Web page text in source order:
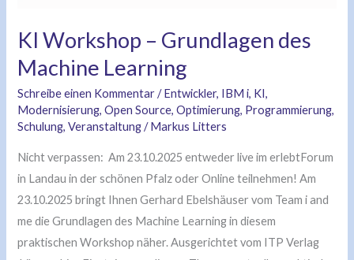
KI Workshop – Grundlagen des
Machine Learning
Schreibe einen Kommentar /Entwickler, IBM i, KI,
Modernisierung,Open Source,Optimierung, Programmierung,
Schulung,Veranstaltung/Markus Litters
Nicht verpassen: Am 23.10.2025 entweder live im erlebtForum
in Landau in der schönen Pfalz oder Online teilnehmen! Am
23.10.2025 bringt Ihnen Gerhard Ebelshäuser vom Team i and
me die Grundlagen des Machine Learning in diesem
praktischen Workshop näher. Ausgerichtet vom ITP Verlag